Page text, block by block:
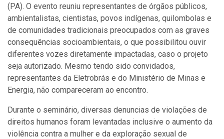
(PA). O evento reuniu representantes de órgãos públicos,
ambientalistas, cientistas, povos indígenas, quilombolas e
de comunidades tradicionais preocupados com as graves
consequências socioambientais, o que possibilitou ouvir
diferentes vozes diretamente impactadas, caso o projeto
seja autorizado. Mesmo tendo sido convidados,
representantes da Eletrobrás e do Ministério de Minas e
Energia, não compareceram ao encontro.
Durante o seminário, diversas denuncias de violações de
direitos humanos foram levantadas inclusive o aumento da
violência contra a mulher e da exploração sexual de